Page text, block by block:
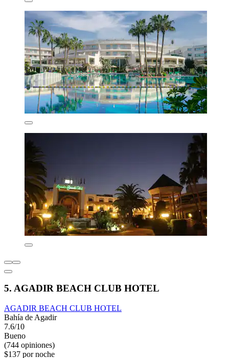
5. AGADIR BEACH CLUB HOTEL
AGADIR BEACH CLUB HOTEL
Bahía de Agadir
7.6/10
Bueno
(744 opiniones)
$137 por noche